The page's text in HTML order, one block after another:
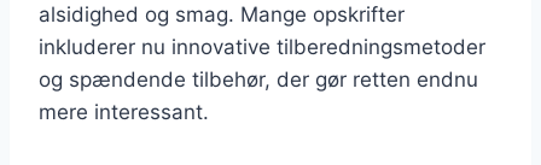
alsidighed og smag. Mange opskrifter
inkluderer nu innovative tilberedningsmetoder
og spændende tilbehør, der gør retten endnu
mere interessant.